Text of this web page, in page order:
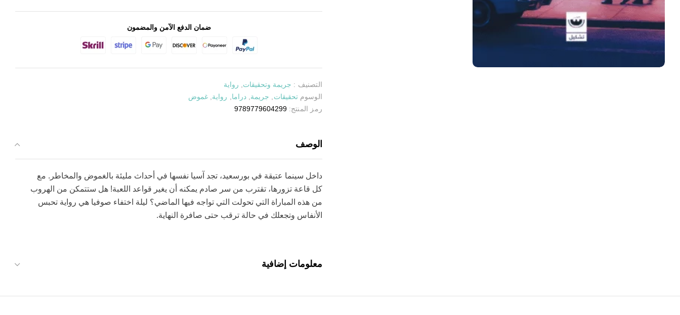
ضمان الدفع الآمن والمضمون
التصنيف : جريمة وتحقيقات
رواية
الوسوم تحقيقات جريمة ,دراما رواية ,غموض
رمز المنتج: 9789779604299
الوصف
داخل سينما عتيقة في بورسعيد، تجد آسيا نفسها في أحداث مليئة بالغموض والمخاطر. مع
كل قاعة تزورها، تقترب من سر صادم يمكنه أن يغير قواعد اللعبة! هل ستتمكن من الهروب
من هذه المباراة التي تحولت التي تواجه فيها الماضي؟ ليلة اختفاء صوفيا هي رواية تحبس
الأنفاس وتجعلك في حالة ترقب حتى صافرة النهاية.
معلومات إضافية